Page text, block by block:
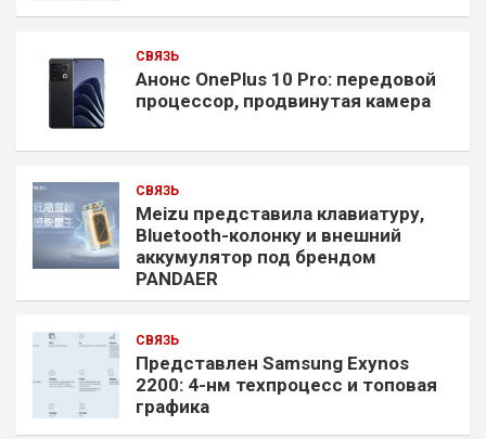
СВЯЗЬ
Анонс OnePlus 10 Pro: передовой
процессор, продвинутая камера
СВЯЗЬ
Meizu представила клавиатуру,
Bluetooth-колонку и внешний
аккумулятор под брендом
PANDAER
СВЯЗЬ
Представлен Samsung Exynos
2200: 4-нм техпроцесс и топовая
графика